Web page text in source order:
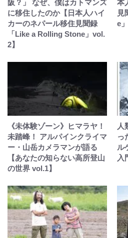
阪？」 なぜ、僕はカトマンズ
に移住したのか【日本人ハイ
カーのネパール移住見聞録
「Like a Rolling Stone」vol.
2】
本
見
e
《未体験ゾーン》ヒマラヤ！
未踏峰！ アルパインクライマ
ー・山岳カメラマンが語る
【あなたの知らない高所登山
の世界 vol.1】
人
っ
ル
入